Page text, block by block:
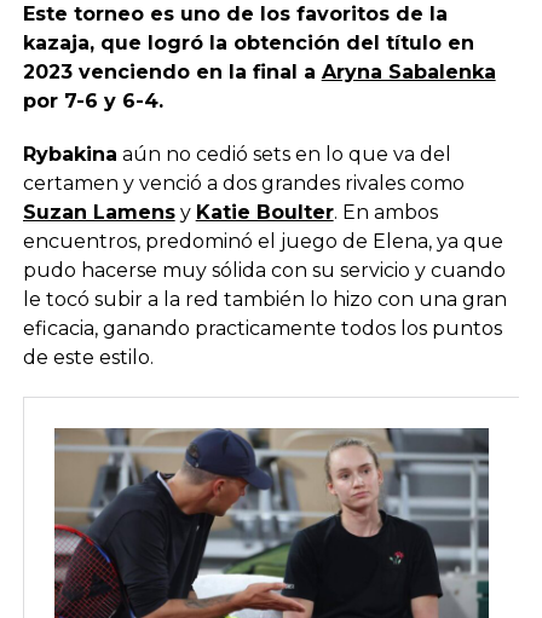
Este torneo es uno de los favoritos de la
kazaja, que logró la obtención del título en
2023 venciendo en la final a Aryna Sabalenka
por 7-6 y 6-4.
Rybakina aún no cedió sets en lo que va del
certamen y venció a dos grandes rivales como
Suzan Lamensy Katie Boulter. En ambos
encuentros, predominó el juego de Elena, ya que
pudo hacerse muy sólida con su servicio y cuando
le tocó subir a la red también lo hizo con una gran
eficacia, ganando practicamente todos los puntos
de este estilo.